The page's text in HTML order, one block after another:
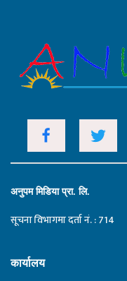
अनुपम मिडिया प्रा. लि.
सूचना विभागमा दर्ता नं. : 714
कार्यालय